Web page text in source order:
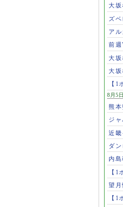
大
ズ
ア
前
大
大
【
8月5日
熊
ジ
近
ダ
内
【
望
【